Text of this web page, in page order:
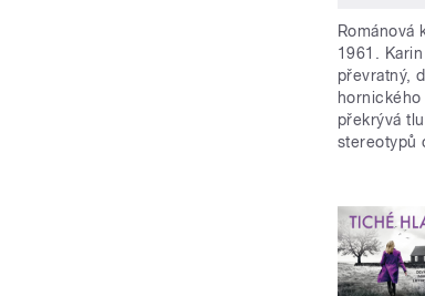
Románová
1961.
převratný,
překrývá
stereotypů